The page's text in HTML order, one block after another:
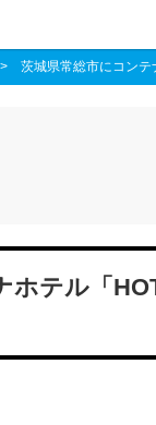
> 茨城県常総市にコン
テル「